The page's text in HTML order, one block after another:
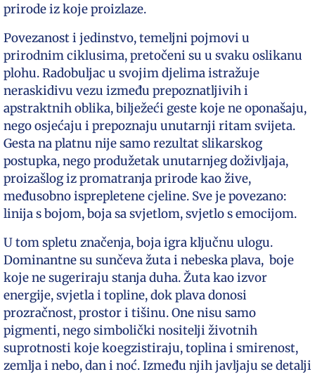
prirode iz koje proizlaze.
Povezanost i jedinstvo, temeljni pojmovi u
prirodnim ciklusima, pretočeni su u svaku oslikanu
plohu. Radobuljac u svojim djelima istražuje
neraskidivu vezu između prepoznatljivih i
apstraktnih oblika, bilježeći geste koje ne oponašaju,
nego osjećaju i prepoznaju unutarnji ritam svijeta.
Gesta na platnu nije samo rezultat slikarskog
postupka, nego produžetak unutarnjeg doživljaja,
proizašlog iz promatranja prirode kao žive,
međusobno isprepletene cjeline. Sve je povezano:
linija s bojom, boja sa svjetlom, svjetlo s emocijom.
U tom spletu značenja, boja igra ključnu ulogu.
Dominantne su sunčeva žuta i nebeska plava, boje
koje ne sugeriraju stanja duha. Žuta kao izvor
energije, svjetla i topline, dok plava donosi
prozračnost, prostor i tišinu. One nisu samo
pigmenti, nego simbolički nositelji životnih
suprotnosti koje koegzistiraju, toplina i smirenost,
zemlja i nebo, dan i noć. Između njih javljaju se detalji